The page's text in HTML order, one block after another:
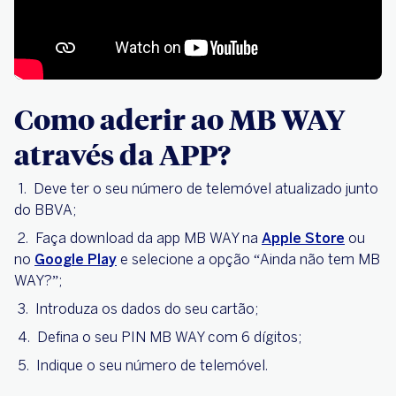
Como aderir ao MB WAY
através da APP?
Deve ter o seu número de telemóvel atualizado junto
do BBVA;
Faça download da app MB WAY na Apple Store ou
no Google Play e selecione a opção “Ainda não tem MB
WAY?”;
Introduza os dados do seu cartão;
Defina o seu PIN MB WAY com 6 dígitos;
Indique o seu número de telemóvel.